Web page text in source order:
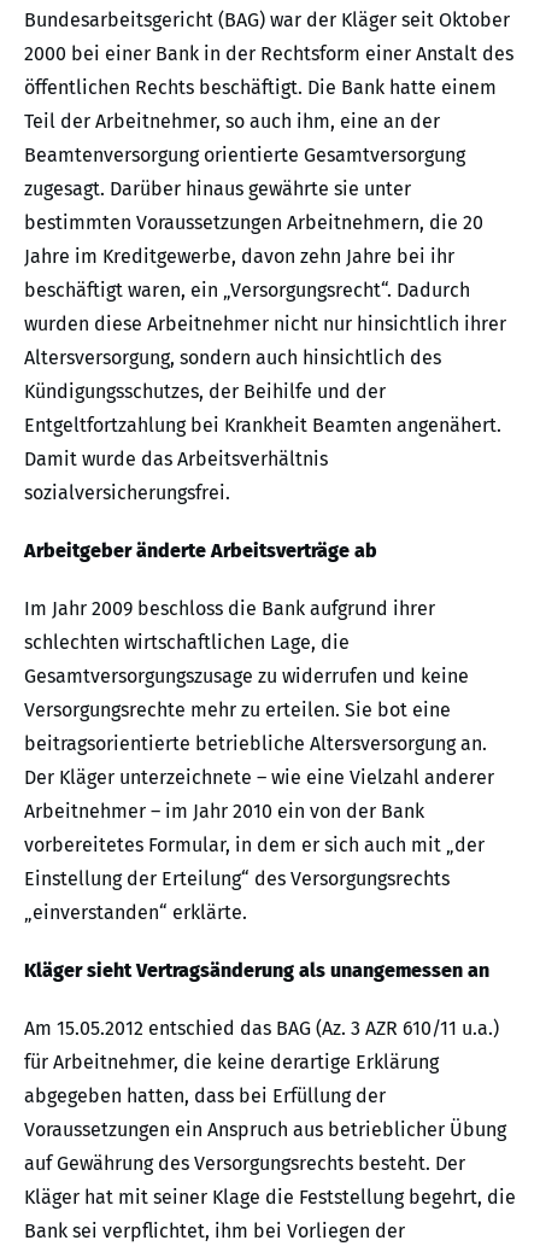
Bundesarbeitsgericht (BAG) war der Kläger seit Oktober
2000 bei einer Bank in der Rechtsform einer Anstalt des
öffentlichen Rechts beschäftigt. Die Bank hatte einem
Teil der Arbeitnehmer, so auch ihm, eine an der
Beamtenversorgung orientierte Gesamtversorgung
zugesagt. Darüber hinaus gewährte sie unter
bestimmten Voraussetzungen Arbeitnehmern, die 20
Jahre im Kreditgewerbe, davon zehn Jahre bei ihr
beschäftigt waren, ein „Versorgungsrecht“. Dadurch
wurden diese Arbeitnehmer nicht nur hinsichtlich ihrer
Altersversorgung, sondern auch hinsichtlich des
Kündigungsschutzes, der Beihilfe und der
Entgeltfortzahlung bei Krankheit Beamten angenähert.
Damit wurde das Arbeitsverhältnis
sozialversicherungsfrei.
Arbeitgeber änderte Arbeitsverträge ab
Im Jahr 2009 beschloss die Bank aufgrund ihrer
schlechten wirtschaftlichen Lage, die
Gesamtversorgungszusage zu widerrufen und keine
Versorgungsrechte mehr zu erteilen. Sie bot eine
beitragsorientierte betriebliche Altersversorgung an.
Der Kläger unterzeichnete – wie eine Vielzahl anderer
Arbeitnehmer – im Jahr 2010 ein von der Bank
vorbereitetes Formular, in dem er sich auch mit „der
Einstellung der Erteilung“ des Versorgungsrechts
„einverstanden“ erklärte.
Kläger sieht Vertragsänderung als unangemessen an
Am 15.05.2012 entschied das BAG (Az. 3 AZR 610/11 u.a.)
für Arbeitnehmer, die keine derartige Erklärung
abgegeben hatten, dass bei Erfüllung der
Voraussetzungen ein Anspruch aus betrieblicher Übung
auf Gewährung des Versorgungsrechts besteht. Der
Kläger hat mit seiner Klage die Feststellung begehrt, die
Bank sei verpflichtet, ihm bei Vorliegen der